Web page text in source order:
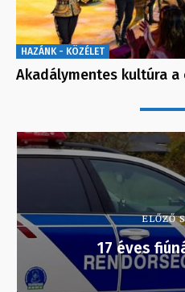
HAZÁNK - KÖZÉLET
Akadálymentes kultúra a
ELŐZŐ
17 éves